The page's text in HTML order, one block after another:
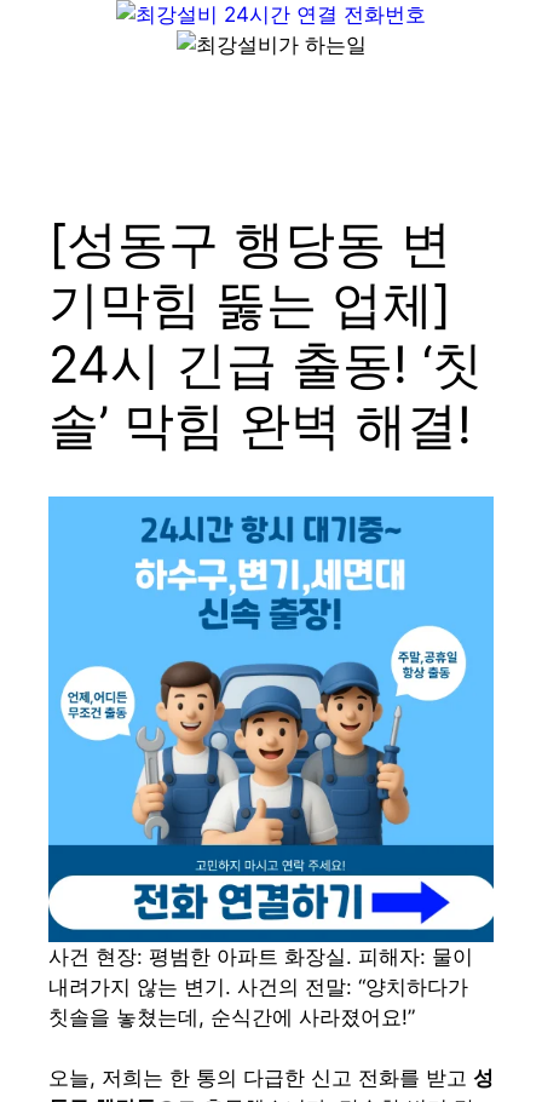
[성동구 행당동 변
기막힘 뚫는 업체]
24시 긴급 출동! ‘칫
솔’ 막힘 완벽 해결!
사건 현장: 평범한 아파트 화장실. 피해자: 물이
내려가지 않는 변기. 사건의 전말: “양치하다가
칫솔을 놓쳤는데, 순식간에 사라졌어요!”
오늘, 저희는 한 통의 다급한 신고 전화를 받고 성